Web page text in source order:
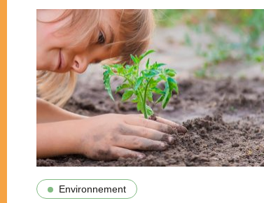
Environnement